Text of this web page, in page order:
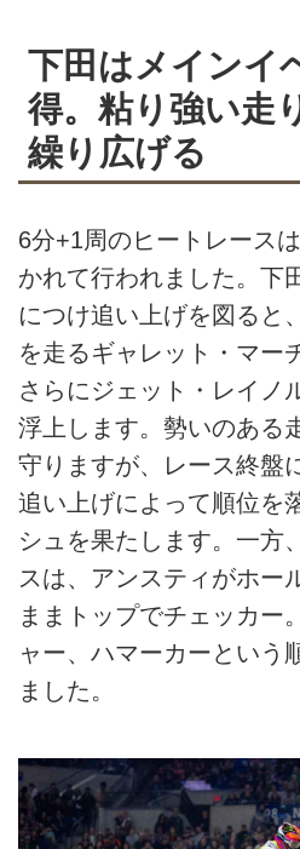
下田はメインイ
得。粘り強い走
繰り広げる
6分+1周のヒートレース
かれて行われました。下
につけ追い上げを図ると
を走るギャレット・マー
さらにジェット・レイノ
浮上します。勢いのある
守りますが、レース終盤
追い上げによって順位を
シュを果たします。一方
スは、アンスティがホー
ままトップでチェッカー
ャー、ハマーカーという
ました。